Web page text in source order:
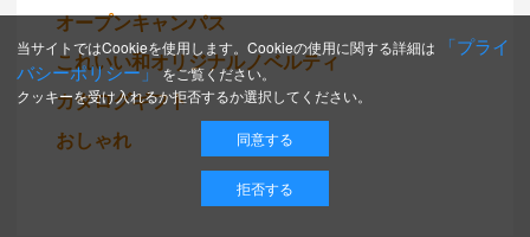
オープンキャンパス
これいい和オリジナルノベルティ
カタログギフト
おしゃれ
当サイトではCookieを使用します。Cookieの使用に関する詳細は
「プライ
バシーポリシー」をご覧ください。
クッキーを受け入れるか拒否するか選択してください。
同意する
拒否する